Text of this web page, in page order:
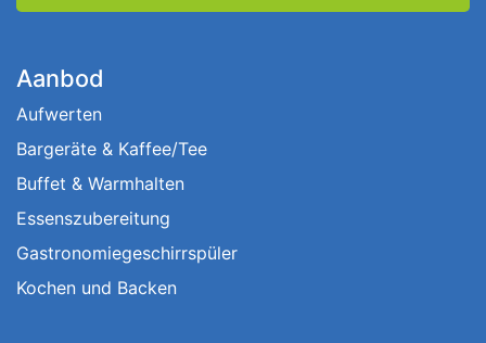
Aanbod
Aufwerten
Bargeräte & Kaffee/Tee
Buffet & Warmhalten
Essenszubereitung
Gastronomiegeschirrspüler
Kochen und Backen